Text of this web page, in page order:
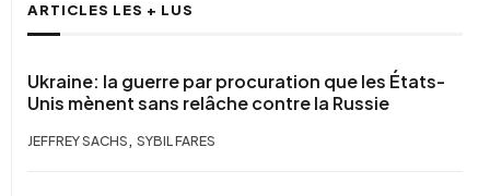
ARTICLES LES + LUS
Ukraine: la guerre par procuration que les États-
Unis mènent sans relâche contre la Russie
JEFFREY SACHS , SYBIL FARES